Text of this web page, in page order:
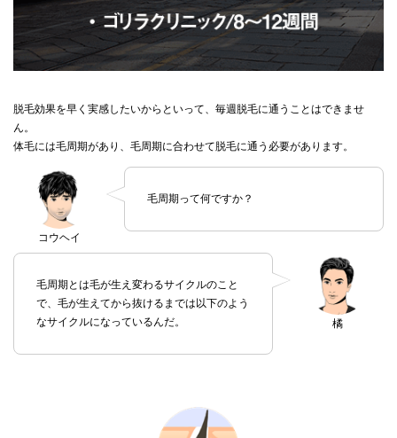
脱毛効果を早く実感したいからといって、毎週脱毛に通うことはできませ
ん。
体毛には毛周期があり、毛周期に合わせて脱毛に通う必要があります。
コウヘイ
毛周期って何ですか？
橘
毛周期とは毛が生え変わるサイクルのこと
で、毛が生えてから抜けるまでは以下のよう
なサイクルになっているんだ。